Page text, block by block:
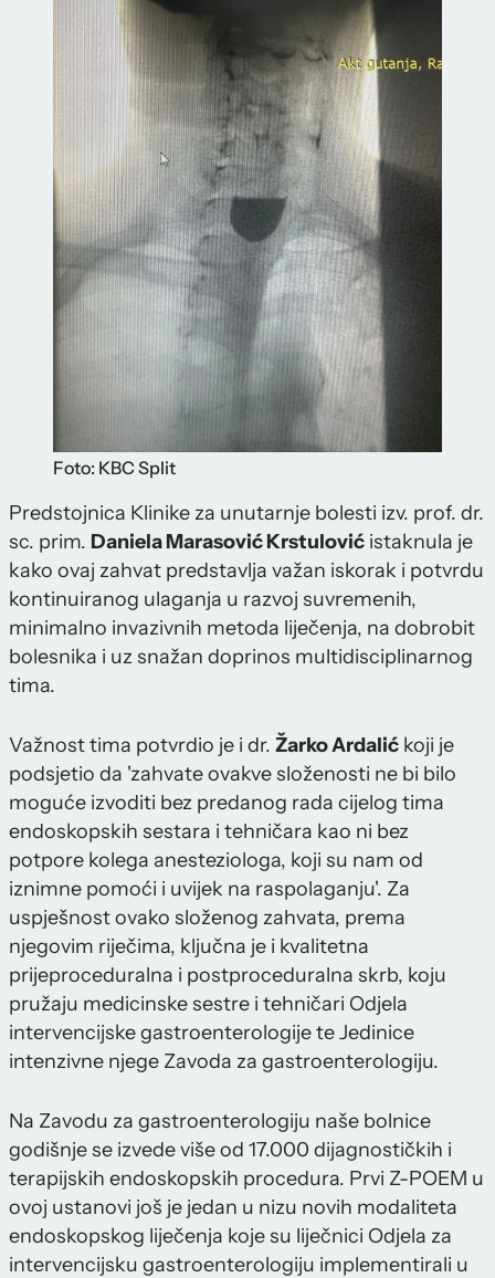
Foto: KBC Split
Predstojnica Klinike za unutarnje bolesti izv. prof. dr.
sc. prim. Daniela Marasović Krstulović istaknula je
kako ovaj zahvat predstavlja važan iskorak i potvrdu
kontinuiranog ulaganja u razvoj suvremenih,
minimalno invazivnih metoda liječenja, na dobrobit
bolesnika i uz snažan doprinos multidisciplinarnog
tima.
Važnost tima potvrdio je i dr. Žarko Ardalić koji je
podsjetio da 'zahvate ovakve složenosti ne bi bilo
moguće izvoditi bez predanog rada cijelog tima
endoskopskih sestara i tehničara kao ni bez
potpore kolega anesteziologa, koji su nam od
iznimne pomoći i uvijek na raspolaganju'. Za
uspješnost ovako složenog zahvata, prema
njegovim riječima, ključna je i kvalitetna
prijeproceduralna i postproceduralna skrb, koju
pružaju medicinske sestre i tehničari Odjela
intervencijske gastroenterologije te Jedinice
intenzivne njege Zavoda za gastroenterologiju.
Na Zavodu za gastroenterologiju naše bolnice
godišnje se izvede više od 17.000 dijagnostičkih i
terapijskih endoskopskih procedura. Prvi Z-POEM u
ovoj ustanovi još je jedan u nizu novih modaliteta
endoskopskog liječenja koje su liječnici Odjela za
intervencijsku gastroenterologiju implementirali u